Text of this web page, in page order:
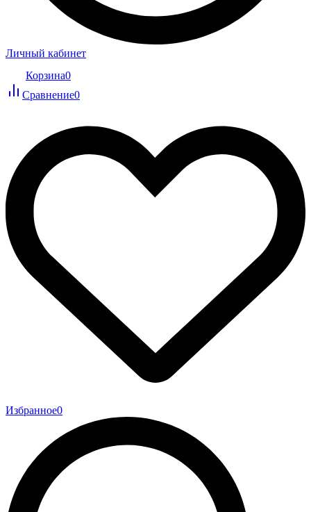
Личный кабинет
Корзина0
Сравнение0
Избранное0